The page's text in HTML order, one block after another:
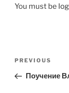
You must be
Previous
Post
PREVIOUS
Поучение